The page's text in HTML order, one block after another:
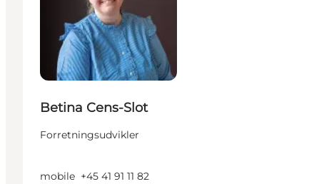
Betina Cens-Slot
Forretningsudvikler
mobile +45 41 91 11 82